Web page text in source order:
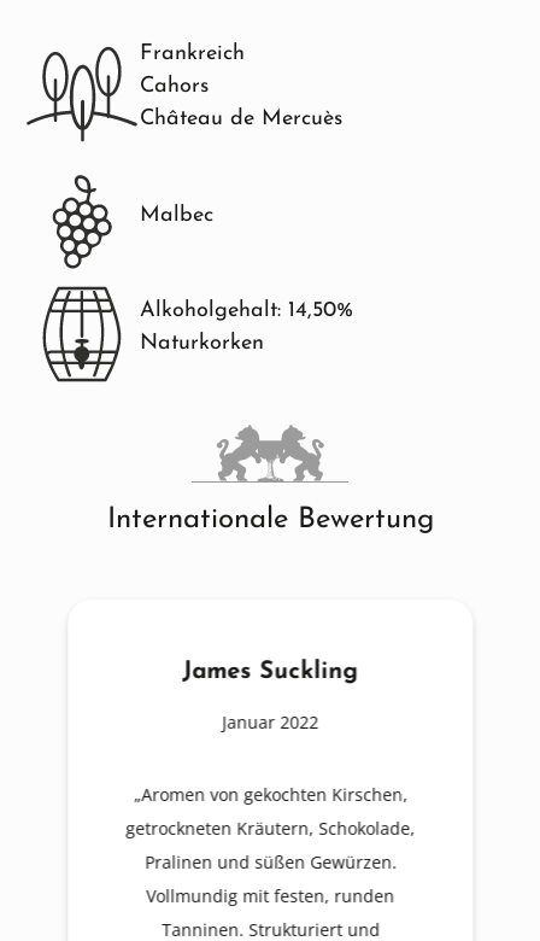
Frankreich
Cahors
Château de Mercuès
Malbec
Alkoholgehalt: 14,50%
Naturkorken
Internationale Bewertung
James Suckling
Januar 2022
„Aromen von gekochten Kirschen,
getrockneten Kräutern, Schokolade,
Pralinen und süßen Gewürzen.
Vollmundig mit festen, runden
Tanninen. Strukturiert und